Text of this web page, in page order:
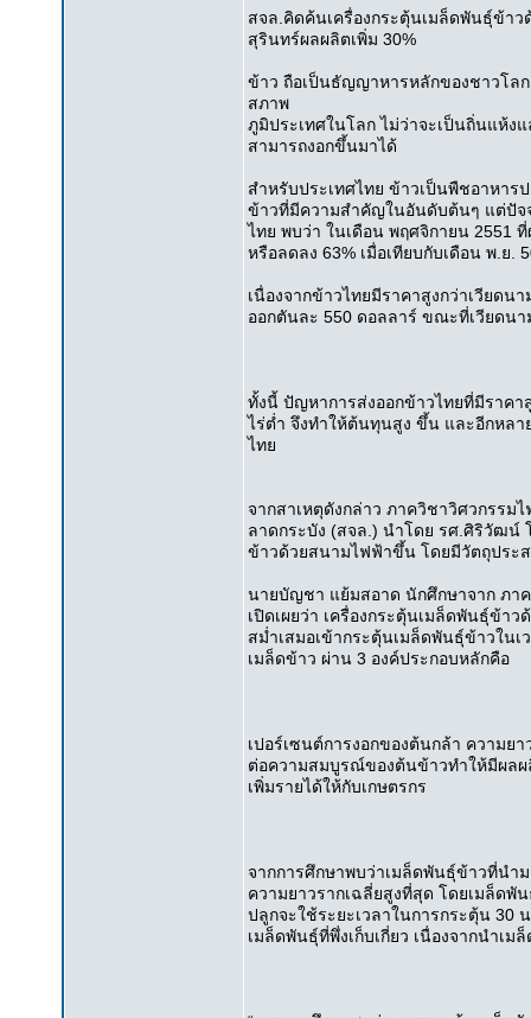
สจล.คิดค้นเครื่องกระตุ้นเมล็ดพันธุ์ข้าว
สุรินทร์ผลผลิตเพิ่ม 30%
ข้าว ถือเป็นธัญญาหารหลักของชาวโล
สภาพ
ภูมิประเทศในโลก ไม่ว่าจะเป็นถิ่นแห้ง
สามารถงอกขึ้นมาได้
สำหรับประเทศไทย ข้าวเป็นพืชอาหา
ข้าวที่มีความสำคัญในอันดับต้นๆ แต่ปัจ
ไทย พบว่า ในเดือน พฤศจิกายน 2551
หรือลดลง 63% เมื่อเทียบกับเดือน พ.ย.
เนื่องจากข้าวไทยมีราคาสูงกว่าเวียด
ออกตันละ 550 ดอลลาร์ ขณะที่เวียดน
ทั้งนี้ ปัญหาการส่งออกข้าวไทยที่มีราคา
ไร่ต่ำ จึงทำให้ต้นทุนสูง ขึ้น และอีกหล
ไทย
จากสาเหตุดังกล่าว ภาควิชาวิศวกรรม
ลาดกระบัง (สจล.) นำโดย รศ.ศิริวัฒน์
ข้าวด้วยสนามไฟฟ้าขึ้น โดยมีวัตถุประส
นายบัญชา แย้มสอาด นักศึกษาจาก ภา
เปิดเผยว่า เครื่องกระตุ้นเมล็ดพันธุ์ข้
สม่ำเสมอเข้ากระตุ้นเมล็ดพันธุ์ข้าวใน
เมล็ดข้าว ผ่าน 3 องค์ประกอบหลักคือ
เปอร์เซนต์การงอกของต้นกล้า ความย
ต่อความสมบูรณ์ของต้นข้าวทำให้มีผล
เพิ่มรายได้ให้กับเกษตรกร
จากการศึกษาพบว่าเมล็ดพันธุ์ข้าวที่นำ
ความยาวรากเฉลี่ยสูงที่สุด โดยเมล็ดพั
ปลูกจะใช้ระยะเวลาในการกระตุ้น 30
เมล็ดพันธุ์ที่พึ่งเก็บเกี่ยว เนื่องจากนำเ